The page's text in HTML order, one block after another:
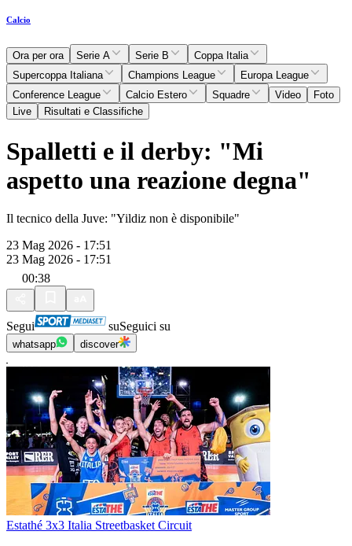
Calcio
Ora per ora Serie A Serie B
Coppa Italia
Supercoppa Italiana
Champions League
Europa League
Conference League
Calcio Estero Squadre Video
Foto
Live
Risultati e Classifiche
Spalletti e il derby: "Mi
aspetto una reazione degna"
Il tecnico della Juve: "Yildiz non è disponibile"
23 Mag 2026 - 17:51
23 Mag 2026 - 17:51
00:38
Segui suSeguici su
whatsapp discover
Estathé 3x3 Italia Streetbasket Circuit